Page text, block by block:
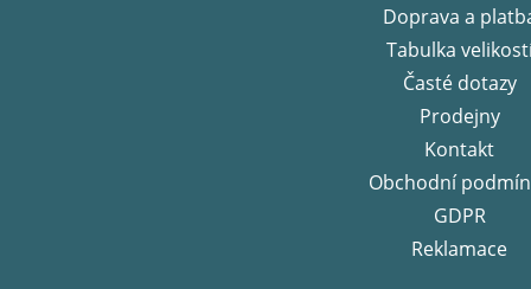
Doprava a
Tabulka
Časté dotazy
Prodejny
Kontakt
Obchodní
GDPR
Reklamace